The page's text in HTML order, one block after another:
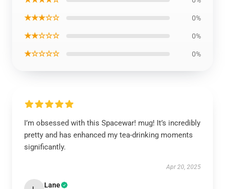
★★★☆☆ 0%
★★☆☆☆ 0%
★☆☆☆☆ 0%
I’m obsessed with this Spacewar! mug! It’s incredibly
pretty and has enhanced my tea-drinking moments
significantly.
Apr 20, 2025
Lane